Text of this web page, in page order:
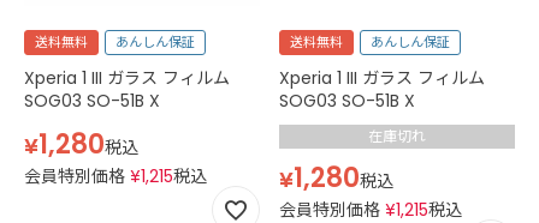
送料無料 あんしん保証
Xperia 1 III ガラス フィルム
SOG03 SO-51B X
¥1,280税込
会員特別価格 ¥1,215税込
送料無料 あんしん保証
Xperia 1 III ガラス フィルム
SOG03 SO-51B X
在庫切れ
¥1,280税込
会員特別価格 ¥1,215税込